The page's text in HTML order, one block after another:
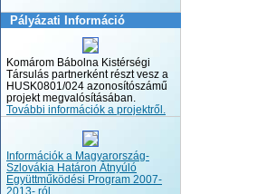
Pályázati Információ
Komárom Bábolna Kistérségi
Társulás partnerként részt vesz a
HUSK0801/024 azonosítószámű
projekt megvalósításában.
További információk a projektről.
Információk a Magyarország-
Szlovákia Határon Átnyúló
Együttműködési Program 2007-
2013- ról.